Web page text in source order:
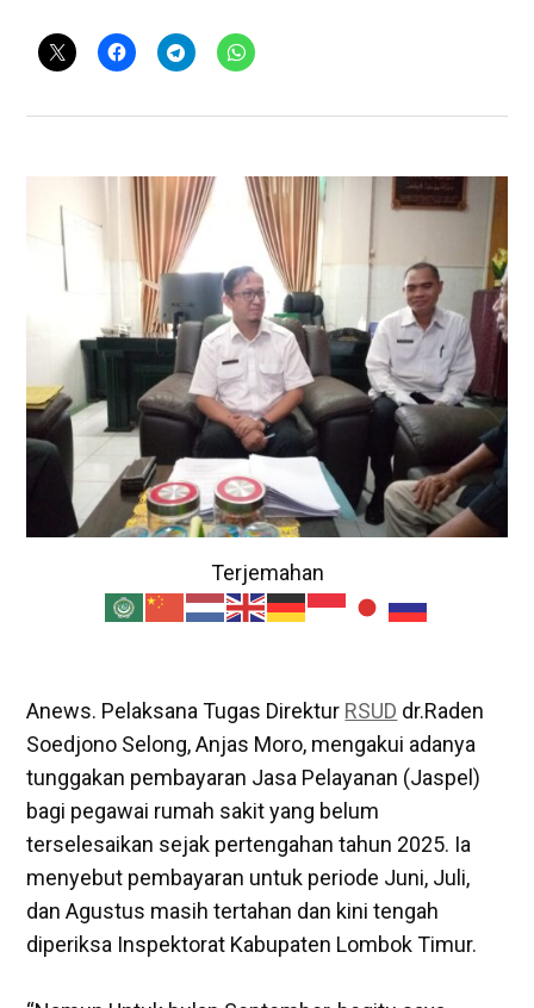
Terjemahan
Anews. Pelaksana Tugas Direktur RSUD dr.Raden
Soedjono Selong, Anjas Moro, mengakui adanya
tunggakan pembayaran Jasa Pelayanan (Jaspel)
bagi pegawai rumah sakit yang belum
terselesaikan sejak pertengahan tahun 2025. Ia
menyebut pembayaran untuk periode Juni, Juli,
dan Agustus masih tertahan dan kini tengah
diperiksa Inspektorat Kabupaten Lombok Timur.